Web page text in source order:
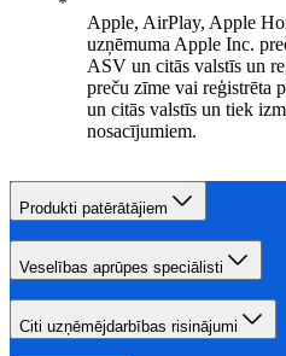
Apple, AirPlay, Apple
uzņēmuma Apple Inc.
ASV un citās valstīs un
preču zīme vai reģistrēta
un citās valstīs un tiek
nosacījumiem.
Produkti patērātājiem
Veselības aprūpes speciālisti
Citi uzņēmējdarbības risinājumi